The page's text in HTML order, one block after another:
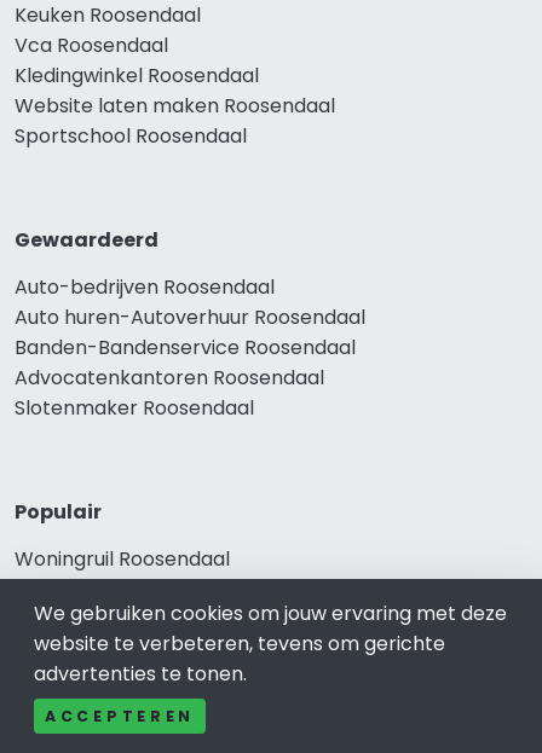
Keuken Roosendaal
Vca Roosendaal
Kledingwinkel Roosendaal
Website laten maken Roosendaal
Sportschool Roosendaal
Gewaardeerd
Auto-bedrijven Roosendaal
Auto huren-Autoverhuur Roosendaal
Banden-Bandenservice Roosendaal
Advocatenkantoren Roosendaal
Slotenmaker Roosendaal
Populair
Woningruil Roosendaal
Incassobureau Roosendaal
Bedrijfsruimte Roosendaal
Ongediertebestrijding Roosendaal
We gebruiken cookies om jouw ervaring met deze
website te verbeteren, tevens om gerichte
advertenties te tonen.
ACCEPTEREN